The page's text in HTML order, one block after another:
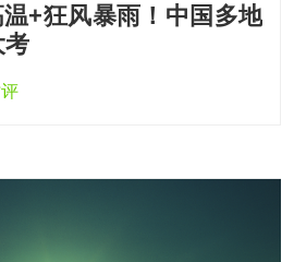
+狂风暴雨！中国多地
考